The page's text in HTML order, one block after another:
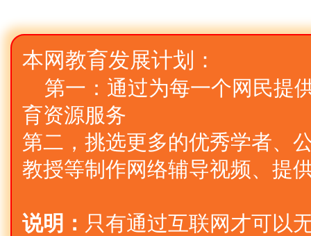
本网教育发展计划：
第一：通过为每一个网民提
育资源服务
第二，挑选更多的优秀学者、
教授等制作网络辅导视频、提
说明： 只有通过互联网才可以